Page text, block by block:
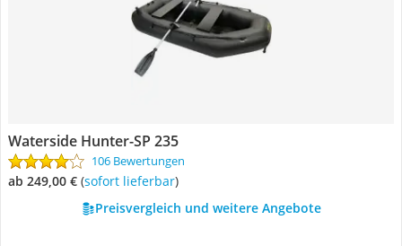
Waterside Hunter-SP 235
106 Bewertungen
ab 249,00 € ( Sofort lieferbar)
Preisvergleich und weitere Angebote